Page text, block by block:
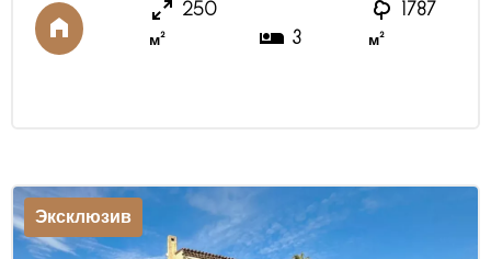
Прихожая с гостевым туалетом. Светлая гостиная
с большими панорамными окнами (зона бара и
250
м²
3
1787
м²
Эксклюзив